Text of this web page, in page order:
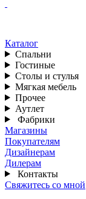
Каталог
Спальни
Гостиные
Столы и стулья
Мягкая мебель
Прочее
Аутлет
Фабрики
Магазины
Покупателям
Дизайнерам
Дилерам
Контакты
Свяжитесь со мной